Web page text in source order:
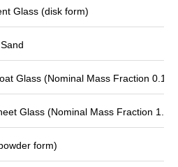
Glass (disk form)
Glass (Nominal Mass Fraction 0.1
Glass (Nominal Mass Fraction 1.2
form)